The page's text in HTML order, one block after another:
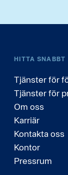
HITTA SNABBT
Tjänster för
Tjänster för
Om oss
Karriär
Kontakta oss
Kontor
Pressrum